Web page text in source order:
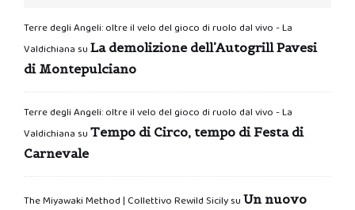
Terre degli Angeli: oltre il velo del gioco di ruolo dal vivo - La
Valdichiana su La demolizione dell’Autogrill Pavesi
di Montepulciano
Terre degli Angeli: oltre il velo del gioco di ruolo dal vivo - La
Valdichiana su Tempo di Circo, tempo di Festa di
Carnevale
The Miyawaki Method | Collettivo Rewild Sicilysu Un nuovo